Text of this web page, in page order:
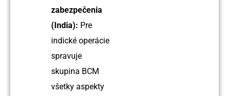
zabezpečenia
(India): Pre
indické operácie
spravuje
skupina BCM
všetky aspekty